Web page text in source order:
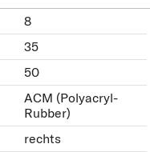
8
35
50
ACM (Polyacryl-
Rubber)
rechts